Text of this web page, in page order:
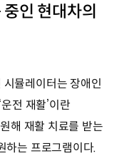
인 현대차의
뮬레이터는 장애인
전 재활’이란
해 재활 치료를 받는
하는 프로그램이다.